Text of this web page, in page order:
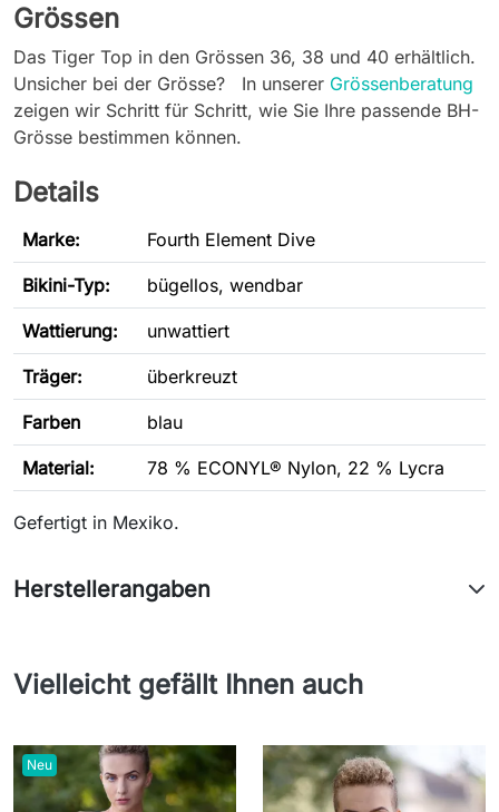
Grössen
Das Tiger Top in den Grössen 36, 38 und 40 erhältlich.
Unsicher bei der Grösse? In unserer Grössenberatung
zeigen wir Schritt für Schritt, wie Sie Ihre passende BH-
Grösse bestimmen können.
Details
Marke: Fourth Element Dive
Bikini-Typ: bügellos, wendbar
Wattierung: unwattiert
Träger: überkreuzt
Farben blau
Material: 78 % ECONYL® Nylon, 22 % Lycra
Gefertigt in Mexiko.
Herstellerangaben
Vielleicht gefällt Ihnen auch
Neu